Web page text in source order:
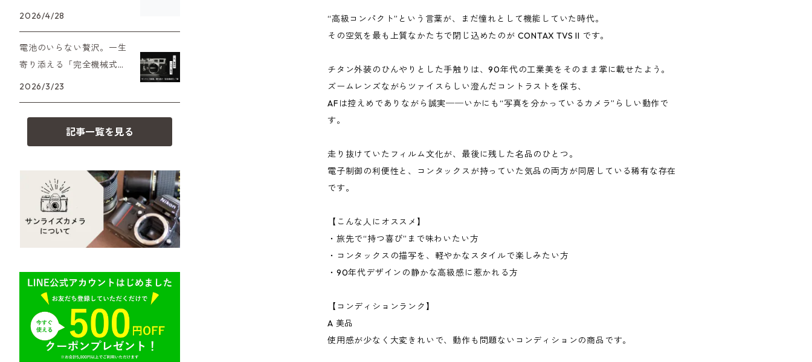
“高級コンパクト”という言葉が、まだ憧れとして機能していた時代。
その空気を最も上質なかたちで閉じ込めたのが CONTAX TVS II です。
チタン外装のひんやりとした手触りは、90年代の工業美をそのまま掌に載せたよう。
ズームレンズながらツァイスらしい澄んだコントラストを保ち、
AFは控えめでありながら誠実──いかにも“写真を分かっているカメラ”らしい動作で
す。
走り抜けていたフィルム文化が、最後に残した名品のひとつ。
電子制御の利便性と、コンタックスが持っていた気品の両方が同居している稀有な存在
です。
【こんな人にオススメ】
・旅先で“持つ喜び”まで味わいたい方
・コンタックスの描写を、軽やかなスタイルで楽しみたい方
・90年代デザインの静かな高級感に惹かれる方
【コンディションランク】
A 美品
使用感が少なく大変きれいで、動作も問題ないコンディションの商品です。
OM-1
minilux
35シリーズ
RICOH（リコー）
Voigtlander（フォクトレンダー）
BESSA
YASHICA（ヤシカ）
Mamiya（マミヤ）
M645,二眼レフ
Plaubel（プラウベル）
SONY（ソニー）
SIGMA（シグマ）
A（ミノルタ（ソニー））
MD（ミノルタ）
K（ペンタックス）
CY（ヤシカコンタックス）
M（ライカ）
R（ライカ）
E（ソニー）
AR（コニカ）
O（その他）
2026/4/28
電池のいらない贅沢。一生
寄り添える「完全機械式」
フィルムカメラの名機7選
2026/3/23
記事一覧を見る